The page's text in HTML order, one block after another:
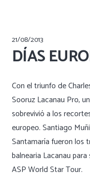
21/08/2013
DÍAS
Con el triunfo de
Sooruz Lacanau Pro,
sobrevivió a los
europeo. Santiago
Santamaría fueron los
balnearia Lacanau
ASP World Star Tour.